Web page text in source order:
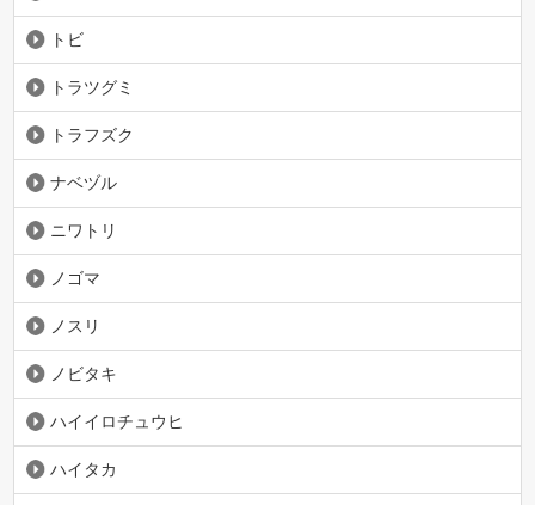
トビ
トラツグミ
トラフズク
ナベヅル
ニワトリ
ノゴマ
ノスリ
ノビタキ
ハイイロチュウヒ
ハイタカ